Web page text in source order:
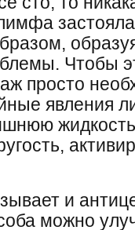
Чтобы
просто
явления
и
можно